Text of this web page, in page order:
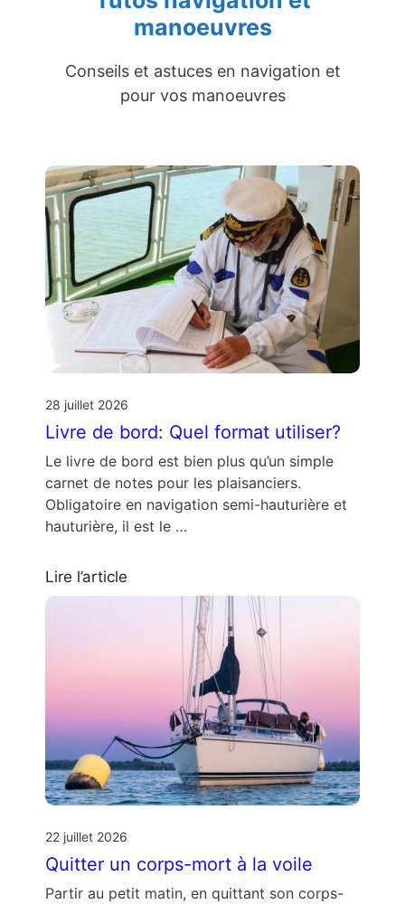
manoeuvres
Conseils et astuces en navigation et
pour vos manoeuvres
28 juillet 2026
Livre de bord: Quel format utiliser?
Le livre de bord est bien plus qu’un simple
carnet de notes pour les plaisanciers.
Obligatoire en navigation semi-hauturière et
hauturière, il est le …
Lire l’article
22 juillet 2026
Quitter un corps-mort à la voile
Partir au petit matin, en quittant son corps-